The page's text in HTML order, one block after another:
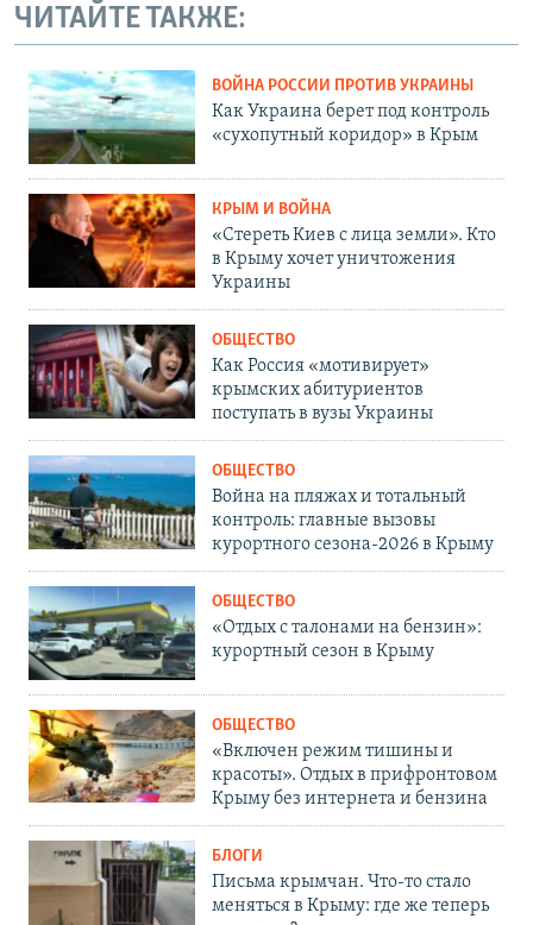
ЧИТАЙТЕ ТАКЖЕ:
ВОЙНА РОССИИ ПРОТИВ УКРАИНЫ
Как Украина берет под контроль
«сухопутный коридор» в Крым
КРЫМ И ВОЙНА
«Стереть Киев с лица земли». Кто
в Крыму хочет уничтожения
Украины
ОБЩЕСТВО
Как Россия «мотивирует»
крымских абитуриентов
поступать в вузы Украины
ОБЩЕСТВО
Война на пляжах и тотальный
контроль: главные вызовы
курортного сезона-2026 в Крыму
ОБЩЕСТВО
«Отдых с талонами на бензин»:
курортный сезон в Крыму
ОБЩЕСТВО
«Включен режим тишины и
красоты». Отдых в прифронтовом
Крыму без интернета и бензина
БЛОГИ
Письма крымчан. Что-то стало
меняться в Крыму: где же теперь